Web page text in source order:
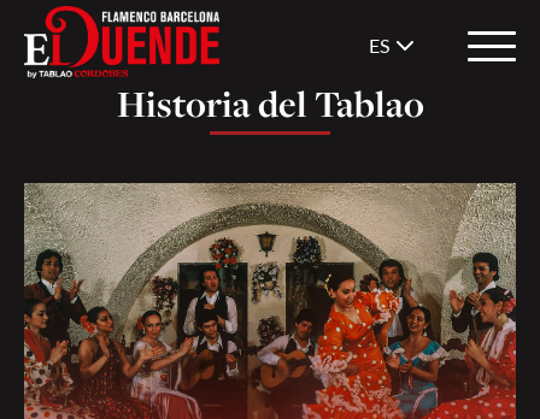
ES
Historia del Tablao